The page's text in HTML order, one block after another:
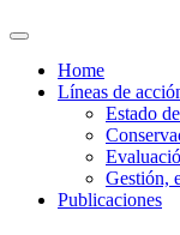
Home
Líneas de
Estado
Gestión,
Publicaciones